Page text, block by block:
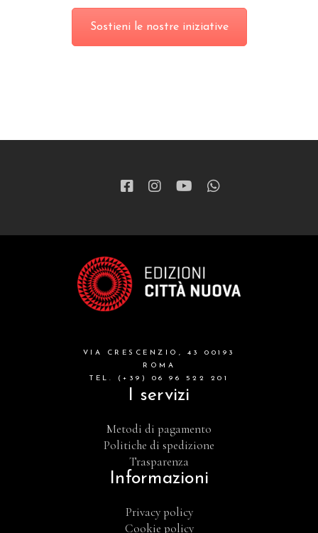
Sostieni le nostre iniziative
VIA CRESCENZIO, 43 00193
ROMA
TEL. (+39) 06 96 522 201
I servizi
Metodi di pagamento
Politiche di spedizione
Trasparenza
Informazioni
Privacy policy
Cookie policy